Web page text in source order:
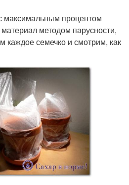
максимальным процентом
методом парусности,
каждое семечко и смотрим, как